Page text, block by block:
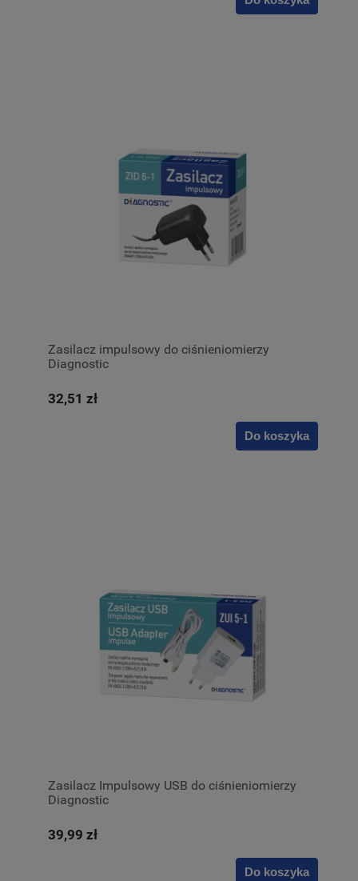
Zasilacz impulsowy do ciśnieniomierzy
Diagnostic
32,51 zł
Do koszyka
Zasilacz Impulsowy USB do ciśnieniomierzy
Diagnostic
39,99 zł
Do koszyka